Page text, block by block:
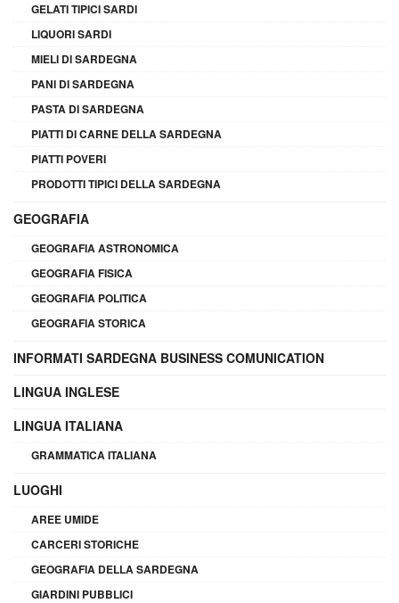
GELATI TIPICI SARDI
LIQUORI SARDI
MIELI DI SARDEGNA
PANI DI SARDEGNA
PASTA DI SARDEGNA
PIATTI DI CARNE DELLA SARDEGNA
PIATTI POVERI
PRODOTTI TIPICI DELLA SARDEGNA
GEOGRAFIA
GEOGRAFIA ASTRONOMICA
GEOGRAFIA FISICA
GEOGRAFIA POLITICA
GEOGRAFIA STORICA
INFORMATI SARDEGNA BUSINESS COMUNICATION
LINGUA INGLESE
LINGUA ITALIANA
GRAMMATICA ITALIANA
LUOGHI
AREE UMIDE
CARCERI STORICHE
GEOGRAFIA DELLA SARDEGNA
GIARDINI PUBBLICI